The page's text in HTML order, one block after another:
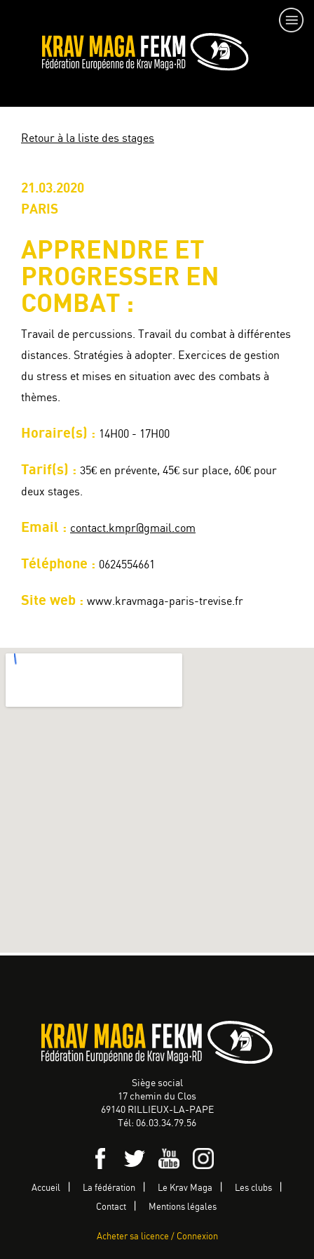
Retour à la liste des stages
21.03.2020
PARIS
APPRENDRE ET
PROGRESSER EN
COMBAT :
Travail de percussions. Travail du combat à différentes
distances. Stratégies à adopter. Exercices de gestion
du stress et mises en situation avec des combats à
thèmes.
Horaire(s) : 14H00 - 17H00
Tarif(s) : 35€ en prévente, 45€ sur place, 60€ pour
deux stages.
Email : contact.kmpr@gmail.com
Téléphone : 0624554661
Site web : www.kravmaga-paris-trevise.fr
Siège social
17 chemin du Clos
69140 RILLIEUX-LA-PAPE
Tél: 06.03.34.79.56
Accueil La fédération Le Krav Maga Les clubs
Contact Mentions légales
Acheter sa licence / Connexion